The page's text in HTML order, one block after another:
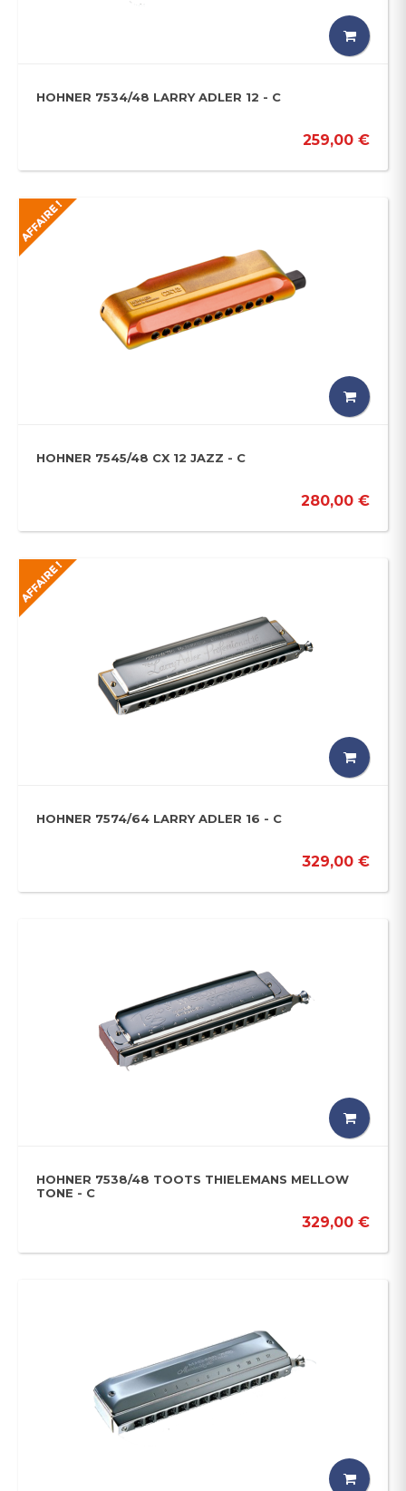
HOHNER 7534/48 LARRY ADLER 12 - C
259,00 €
HOHNER 7545/48 CX 12 JAZZ - C
280,00 €
HOHNER 7574/64 LARRY ADLER 16 - C
329,00 €
HOHNER 7538/48 TOOTS THIELEMANS MELLOW
TONE - C
329,00 €